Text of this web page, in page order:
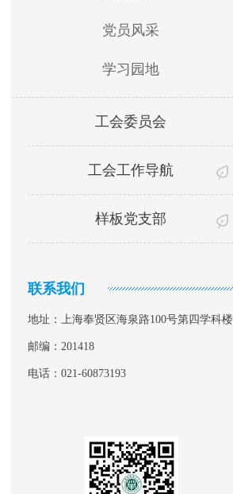
党员风采
学习园地
工会委员会
工会工作导航
样板党支部
联系我们
地址：上海奉贤区海泉路100号第四学科楼
邮编：201418
电话：021-60873193